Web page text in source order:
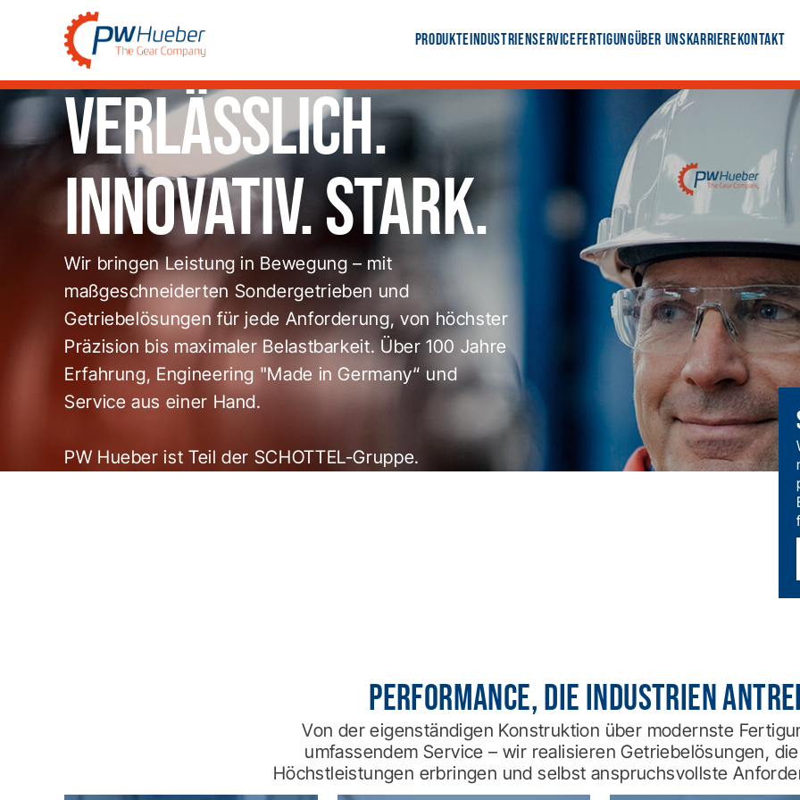
ProdukteIndustrienServiceFertigungÜber unsKarriereKontakt
Verlässlich.
Innovativ. Stark.
Wir bringen Leistung in Bewegung – mit
maßgeschneiderten Sondergetrieben und
Getriebelösungen für jede Anforderung, von höchster
Präzision bis maximaler Belastbarkeit. Über 100 Jahre
Erfahrung, Engineering "Made in Germany“ und
Service aus einer Hand.
PW Hueber ist Teil der SCHOTTEL-Gruppe.
performance, die Industrien
Von der eigenständigen Konstruktion über modernste
umfassendem Service – wir realisieren Getriebelösungen,
Höchstleistungen erbringen und selbst anspruchsvollste